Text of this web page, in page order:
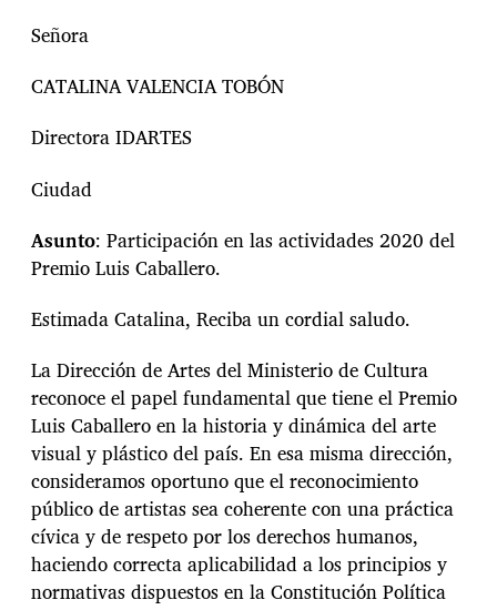
Señora
CATALINA VALENCIA TOBÓN
Directora IDARTES
Ciudad
Asunto: Participación en las actividades 2020 del
Premio Luis Caballero.
Estimada Catalina, Reciba un cordial saludo.
La Dirección de Artes del Ministerio de Cultura
reconoce el papel fundamental que tiene el Premio
Luis Caballero en la historia y dinámica del arte
visual y plástico del país. En esa misma dirección,
consideramos oportuno que el reconocimiento
público de artistas sea coherente con una práctica
cívica y de respeto por los derechos humanos,
haciendo correcta aplicabilidad a los principios y
normativas dispuestos en la Constitución Política